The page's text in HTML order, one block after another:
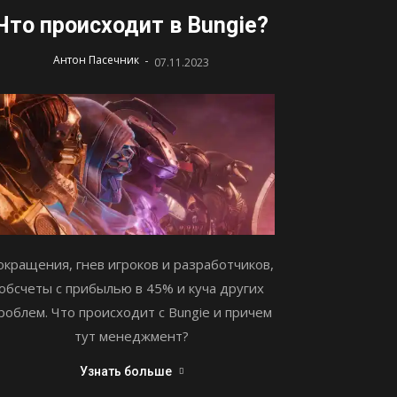
происходит в Bungie?
Антон Пасечник - 07.11.2023
гнев игроков и разработчиков,
с прибылью в 45% и куча других
Что происходит с Bungie и причем
тут менеджмент?
Узнать больше